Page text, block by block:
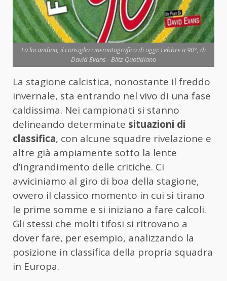
La locandina, il consiglio cinematografico di oggi: Febbre a 90°, di
David Evans - Blitz Quotidiano
La stagione calcistica, nonostante il freddo
invernale, sta entrando nel vivo di una fase
caldissima. Nei campionati si stanno
delineando determinate situazioni di
classifica, con alcune squadre rivelazione e
altre già ampiamente sotto la lente
d’ingrandimento delle critiche. Ci
avviciniamo al giro di boa della stagione,
ovvero il classico momento in cui si tirano
le prime somme e si iniziano a fare calcoli.
Gli stessi che molti tifosi si ritrovano a
dover fare, per esempio, analizzando la
posizione in classifica della propria squadra
in Europa.